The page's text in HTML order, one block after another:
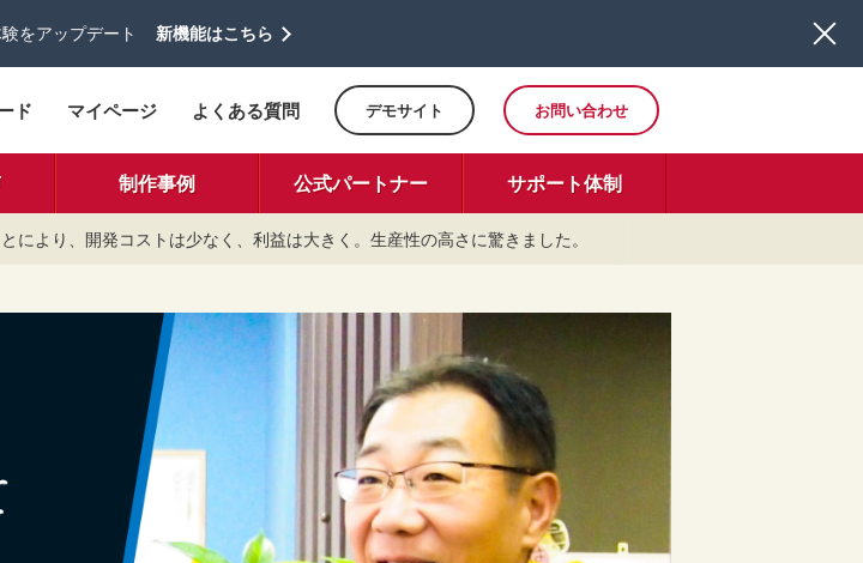
をアップデート 新機能はこちら
ド マイページ よくある質問 デモサイト お問い合わせ
制作事例 公式パートナー サポート体制
により、開発コストは少なく、利益は大きく。生産性の高さに驚きました。